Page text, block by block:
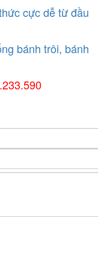
cực dễ từ đầu
bánh trôi, bánh